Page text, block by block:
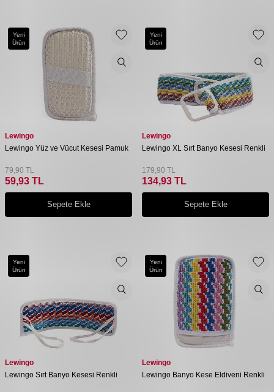
Yeni
Ürün
Lewingo
Lewingo Yüz ve Vücut Kesesi Pamuk
79,90 TL
59,93 TL
Sepete Ekle
Yeni
Ürün
Lewingo
Lewingo XL Sırt Banyo Kesesi Renkli
179,90 TL
134,93 TL
Sepete Ekle
Yeni
Ürün
Lewingo
Lewingo Sırt Banyo Kesesi Renkli
Yeni
Ürün
Lewingo
Lewingo Banyo Kese Eldiveni Renkli